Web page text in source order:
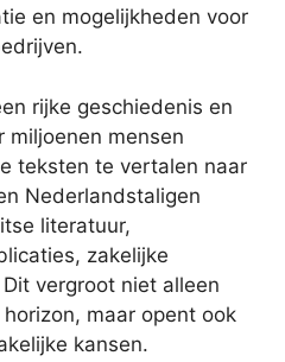
en mogelijkheden voor
rijke geschiedenis en
mensen
teksten te vertalen naar
Nederlandstaligen
literatuur,
zakelijke
vergroot niet alleen
maar opent ook
kansen.